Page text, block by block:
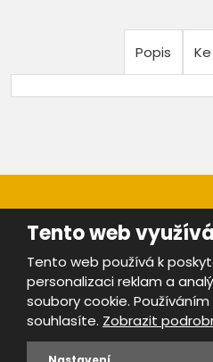
Popis
Provozovatel portálu
Mapa stránek |Bezpečnost a
Podmínky
Tento web
Tento web používá k
personalizaci reklam a
soubory cookie.
souhlasíte. Zobrazit